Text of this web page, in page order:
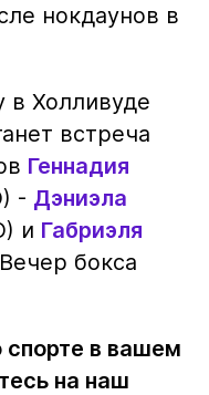
нокдаунов в
Холливуде
встреча
Геннадия
- Дэниэла
и Габриэля
бокса
спорте в вашем
на наш